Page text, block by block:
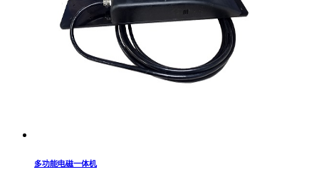
多功能电磁一体机